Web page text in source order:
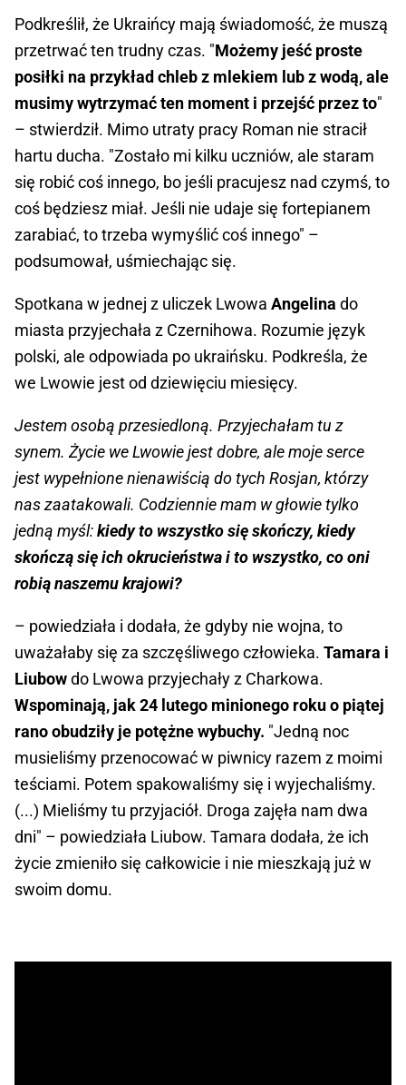
Podkreślił, że Ukraińcy mają świadomość, że muszą
przetrwać ten trudny czas. "Możemy jeść proste
posiłki na przykład chleb z mlekiem lub z wodą, ale
musimy wytrzymać ten moment i przejść przez to"
– stwierdził. Mimo utraty pracy Roman nie stracił
hartu ducha. "Zostało mi kilku uczniów, ale staram
się robić coś innego, bo jeśli pracujesz nad czymś, to
coś będziesz miał. Jeśli nie udaje się fortepianem
zarabiać, to trzeba wymyślić coś innego" –
podsumował, uśmiechając się.
Spotkana w jednej z uliczek Lwowa Angelina do
miasta przyjechała z Czernihowa. Rozumie język
polski, ale odpowiada po ukraińsku. Podkreśla, że
we Lwowie jest od dziewięciu miesięcy.
Jestem osobą przesiedloną. Przyjechałam tu z
synem. Życie we Lwowie jest dobre, ale moje serce
jest wypełnione nienawiścią do tych Rosjan, którzy
nas zaatakowali. Codziennie mam w głowie tylko
jedną myśl:kiedy to wszystko się skończy, kiedy
skończą się ich okrucieństwa i to wszystko, co oni
robią naszemu krajowi?
– powiedziała i dodała, że gdyby nie wojna, to
uważałaby się za szczęśliwego człowieka. Tamara i
Liubowdo Lwowa przyjechały z Charkowa.
Wspominają, jak 24 lutego minionego roku o piątej
rano obudziły je potężne wybuchy. "Jedną noc
musieliśmy przenocować w piwnicy razem z moimi
teściami. Potem spakowaliśmy się i wyjechaliśmy.
(...) Mieliśmy tu przyjaciół. Droga zajęła nam dwa
dni" – powiedziała Liubow. Tamara dodała, że ich
życie zmieniło się całkowicie i nie mieszkają już w
swoim domu.